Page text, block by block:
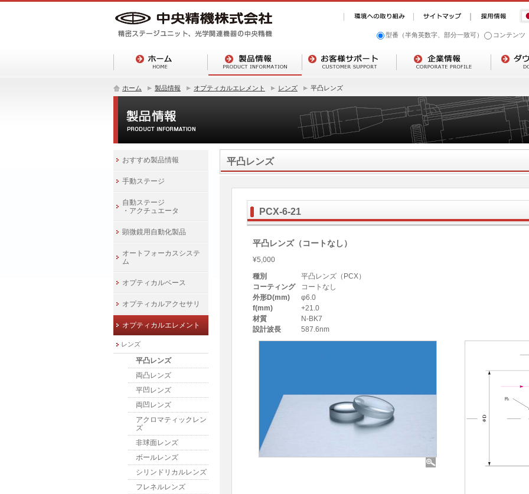
型番（半角英数字、部分一致可） コンテンツ
ホーム 製品情報 オプティカルエレメント レンズ 平凸レンズ
平凸レンズ
PCX-6-21
平凸レンズ（コートなし）
¥5,000
種別
平凸レンズ（PCX）
コーティング
コートなし
外形D(mm)
φ6.0
f(mm)
+21.0
材質
N-BK7
設計波長
587.6nm
おすすめ製品情報
手動ステージ
自動ステージ
・アクチュエータ
顕微鏡用自動化製品
オートフォーカスシステ
ム
オプティカルベース
オプティカルアクセサリ
オプティカルエレメント
レンズ
平凸レンズ
両凸レンズ
平凹レンズ
両凹レンズ
アクロマティックレン
ズ
非球面レンズ
ボールレンズ
シリンドリカルレンズ
フレネルレンズ